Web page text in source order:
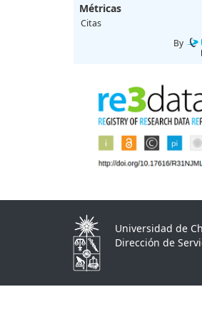
Métricas
Citas
By
Universidad de
Dirección de